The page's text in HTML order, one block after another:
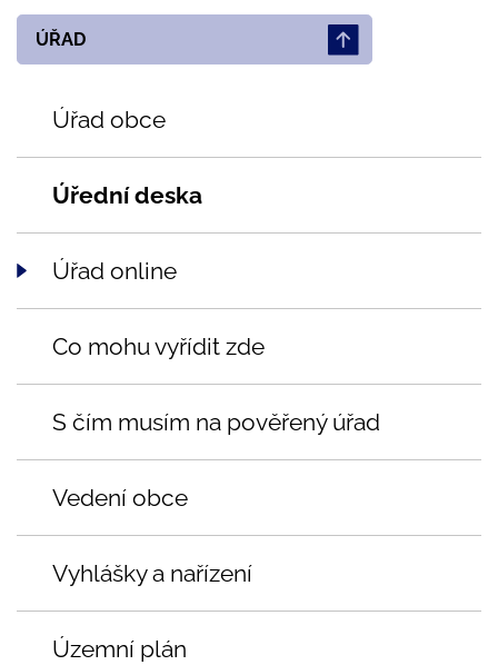
ÚŘAD
Úřad obce
Úřední deska
Úřad online
Co mohu vyřídit zde
S čím musím na pověřený úřad
Vedení obce
Vyhlášky a nařízení
Územní plán